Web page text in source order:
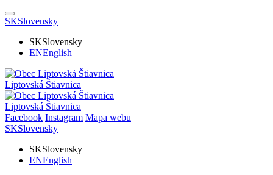
SKSlovensky
SKSlovensky
ENEnglish
Liptovská Štiavnica
Liptovská Štiavnica
Facebook Instagram Mapa webu
SKSlovensky
SKSlovensky
ENEnglish